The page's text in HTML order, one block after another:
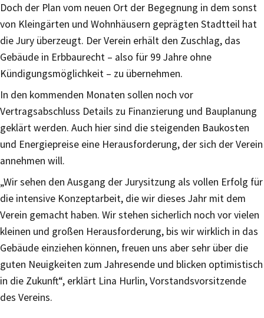
Doch der Plan vom neuen Ort der Begegnung in dem sonst
von Kleingärten und Wohnhäusern geprägten Stadtteil hat
die Jury überzeugt. Der Verein erhält den Zuschlag, das
Gebäude in Erbbaurecht – also für 99 Jahre ohne
Kündigungsmöglichkeit – zu übernehmen.
In den kommenden Monaten sollen noch vor
Vertragsabschluss Details zu Finanzierung und Bauplanung
geklärt werden. Auch hier sind die steigenden Baukosten
und Energiepreise eine Herausforderung, der sich der Verein
annehmen will.
„Wir sehen den Ausgang der Jurysitzung als vollen Erfolg für
die intensive Konzeptarbeit, die wir dieses Jahr mit dem
Verein gemacht haben. Wir stehen sicherlich noch vor vielen
kleinen und großen Herausforderung, bis wir wirklich in das
Gebäude einziehen können, freuen uns aber sehr über die
guten Neuigkeiten zum Jahresende und blicken optimistisch
in die Zukunft“, erklärt Lina Hurlin, Vorstandsvorsitzende
des Vereins.